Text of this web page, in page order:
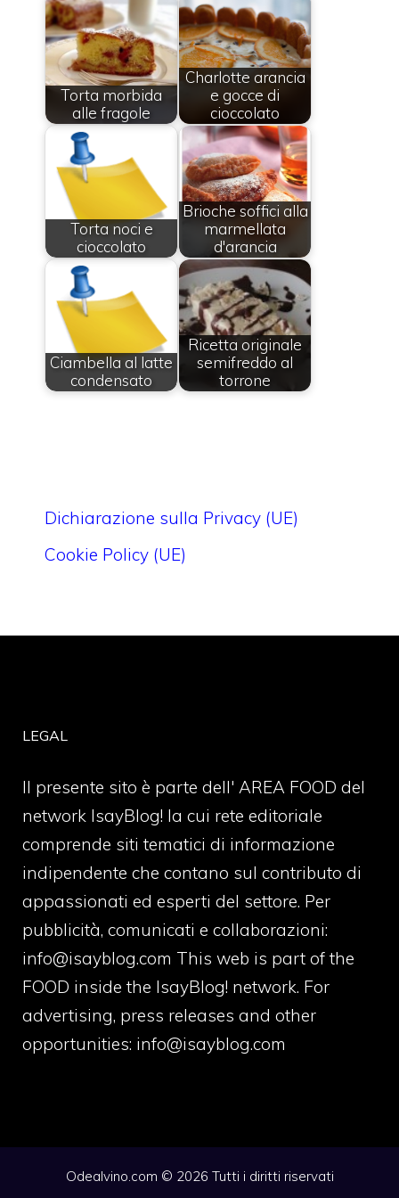
Torta morbida
alle fragole
Charlotte arancia
e gocce di
cioccolato
Torta noci e
cioccolato
Brioche soffici alla
marmellata
d'arancia
Ciambella al latte
condensato
Ricetta originale
semifreddo al
torrone
Dichiarazione sulla Privacy (UE)
Cookie Policy (UE)
LEGAL
Il presente sito è parte dell' AREA FOOD del
network IsayBlog! la cui rete editoriale
comprende siti tematici di informazione
indipendente che contano sul contributo di
appassionati ed esperti del settore. Per
pubblicità, comunicati e collaborazioni:
info@isayblog.com This web is part of the
FOOD inside the IsayBlog! network. For
advertising, press releases and other
opportunities: info@isayblog.com
Odealvino.com © 2026 Tutti i diritti riservati